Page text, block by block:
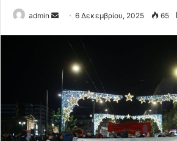
admin
Send
email
6 Δεκεμβρίου, 2025 65